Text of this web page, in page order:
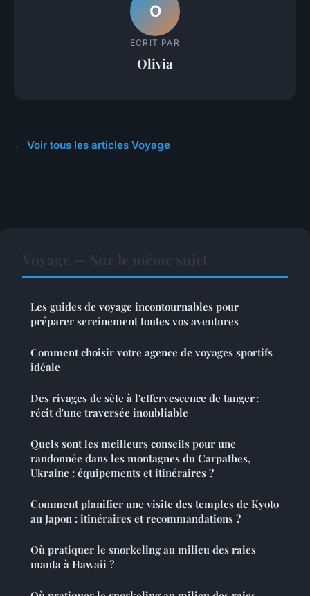
O
ECRIT PAR
Olivia
← Voir tous les articles Voyage
Les guides de voyage incontournables pour
préparer sereinement toutes vos aventures
Comment choisir votre agence de voyages sportifs
idéale
Des rivages de sète à l'effervescence de tanger :
récit d'une traversée inoubliable
Quels sont les meilleurs conseils pour une
randonnée dans les montagnes du Carpathes,
Ukraine : équipements et itinéraires ?
Comment planifier une visite des temples de Kyoto
au Japon : itinéraires et recommandations ?
Où pratiquer le snorkeling au milieu des raies
manta à Hawaii ?